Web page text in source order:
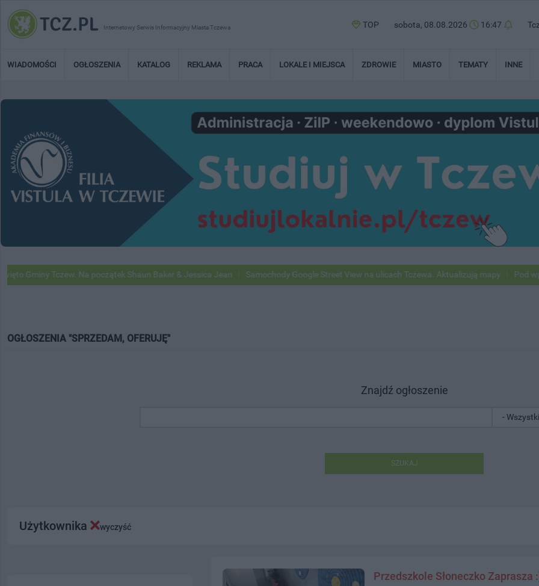
Internetowy Serwis Informacyjny Miasta Tczewa TOP sobota, 08.08.2026 16:47
WIADOMOŚCI OGŁOSZENIA KATALOG REKLAMA PRACA LOKALE I MIEJSCA ZDROWIE MIASTO TEMATY INNE
Tczew. Na początek Shaun Baker & Jessica Jean Samochody Google Street View na ulicach Tczewa. Aktualizują mapy Pod wpływem
OGŁOSZENIA "SPRZEDAM, OFERUJĘ"
Znajdź ogłoszenie
SZUKAJ
Użytkownika wyczyść
Przedszkole Słoneczko Zaprasza